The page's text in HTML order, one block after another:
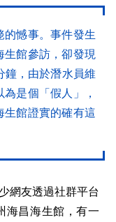
的憾事。事件發生
生館參訪，卻發現
鐘，由於潛水員維
是個「假人」，
館證實的確有這
網友透過社群平台
海昌海生館，有一